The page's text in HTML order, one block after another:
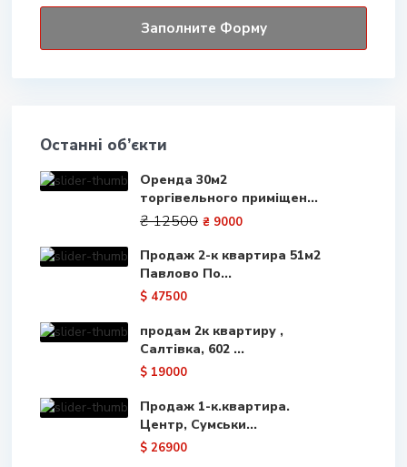
Останні об’єкти
Оренда 30м2
торгівельного приміщен...
₴ 12500 ₴ 9000
Продаж 2-к квартира 51м2
Павлово По...
$ 47500
продам 2к квартиру ,
Салтівка, 602 ...
$ 19000
Продаж 1-к.квартира.
Центр, Сумськи...
$ 26900